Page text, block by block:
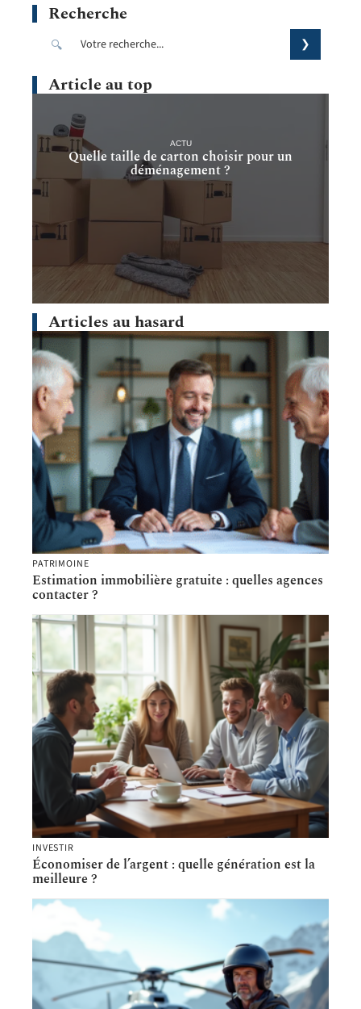
Recherche
Article au top
ACTU
Quelle taille de carton choisir pour un
déménagement ?
Articles au hasard
PATRIMOINE
Estimation immobilière gratuite : quelles agences
contacter ?
INVESTIR
Économiser de l’argent : quelle génération est la
meilleure ?